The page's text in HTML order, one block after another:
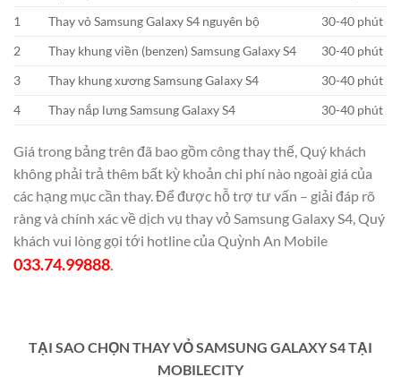
1
Thay vỏ Samsung Galaxy S4 nguyên bộ
30-40 phút
2
Thay khung viền (benzen) Samsung Galaxy S4
30-40 phút
3
Thay khung xương Samsung Galaxy S4
30-40 phút
4
Thay nắp lưng Samsung Galaxy S4 30-40 phút
Giá trong bảng trên đã bao gồm công thay thế, Quý khách
không phải trả thêm bất kỳ khoản chi phí nào ngoài giá của
các hạng mục cần thay. Để được hỗ trợ tư vấn – giải đáp rõ
ràng và chính xác về dịch vụ thay vỏ Samsung Galaxy S4, Quý
khách vui lòng gọi tới hotline của Quỳnh An Mobile
033.74.99888
TẠI SAO CHỌN THAY VỎ SAMSUNG GALAXY S4 TẠI
MOBILECITY